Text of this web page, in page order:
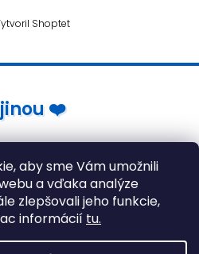
aby sme Vám umožnili
a vďaka analýze
zlepšovali jeho funkcie,
informácií tu.
Shoptet
❤️
»